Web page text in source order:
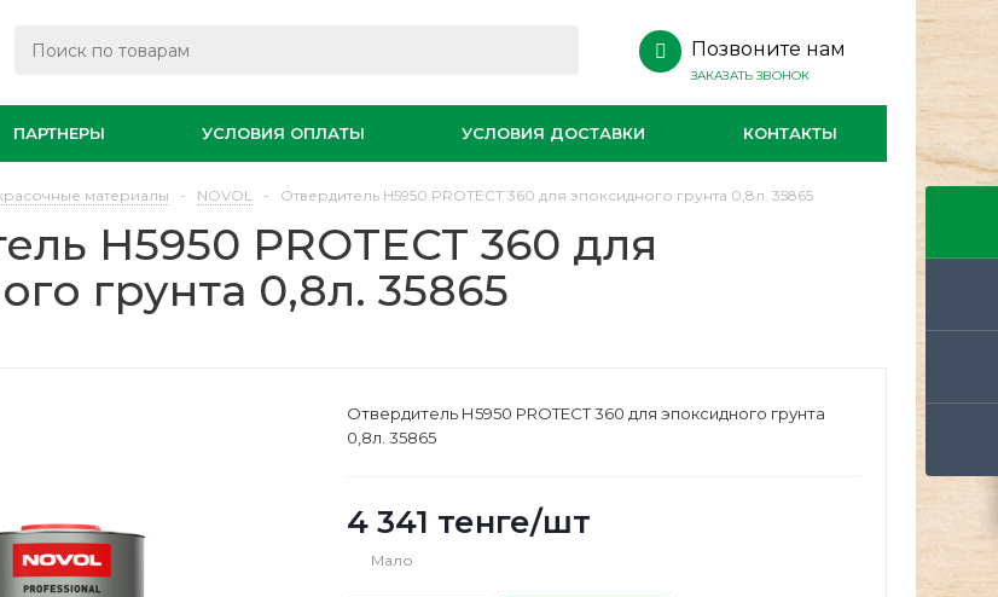
Позвоните нам
ЗАКАЗАТЬ ЗВОНОК
ПАРТНЕРЫ УСЛОВИЯ ОПЛАТЫ УСЛОВИЯ ДОСТАВКИ КОНТАКТЫ
материалы - NOVOL - Отвердитель Н5950 PROTECT 360 для эпоксидного грунта 0,8л. 35865
Н5950 PROTECT 360 для
грунта 0,8л. 35865
Отвердитель Н5950 PROTECT 360 для эпоксидного грунта
0,8л. 35865
4 341 тенге/шт
Мало